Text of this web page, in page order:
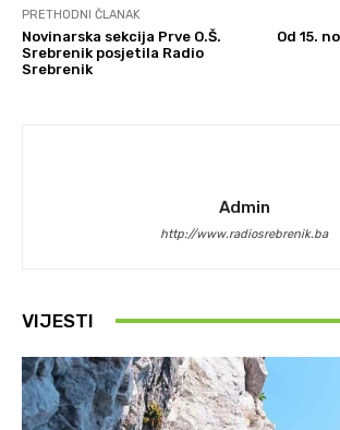
PRETHODNI ČLANAK
Novinarska sekcija Prve O.Š.
Srebrenik posjetila Radio
Srebrenik
Od 15.
Admin
http://www.radiosrebrenik.ba
VIJESTI